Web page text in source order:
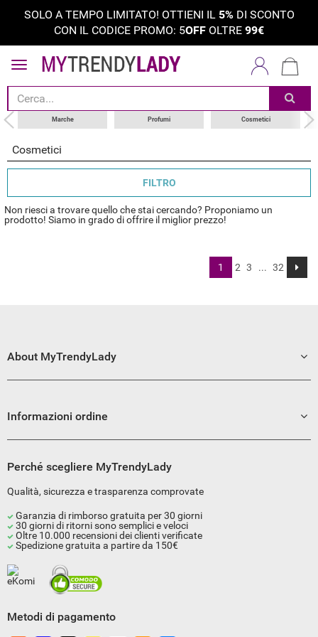
SOLO A TEMPO LIMITATO! OTTIENI IL 5% DI SCONTO
CON IL CODICE PROMO: 5OFF OLTRE 99€
Marche Profumi Cosmetici
Cosmetici
tipi di prodotti
categoria
marche
FILTRO
Non riesci a trovare quello che stai cercando? Proponiamo un
prodotto! Siamo in grado di offrire il miglior prezzo!
1 2 3 ... 32
About MyTrendyLady
Informazioni ordine
Perché scegliere MyTrendyLady
Qualità, sicurezza e trasparenza comprovate
Garanzia di rimborso gratuita per 30 giorni
30 giorni di ritorni sono semplici e veloci
Oltre 10.000 recensioni dei clienti verificate
Spedizione gratuita a partire da 150€
Metodi di pagamento